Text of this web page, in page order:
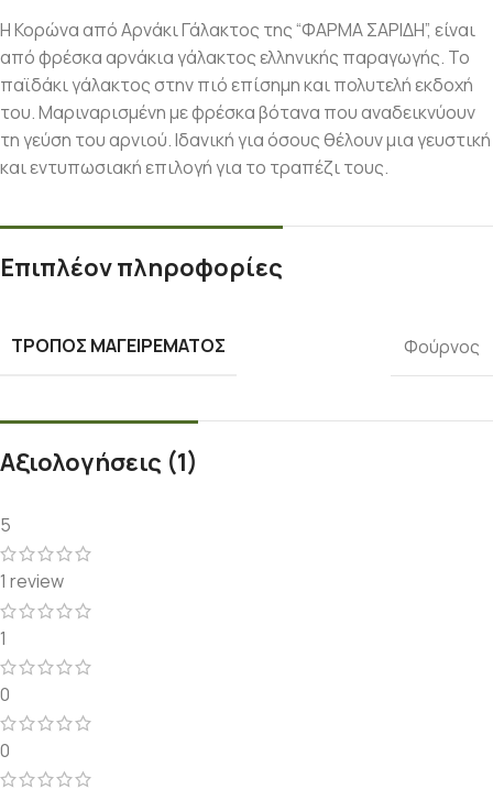
Η Κορώνα από Αρνάκι Γάλακτος της “ΦΑΡΜΑ ΣΑΡΙΔΗ”, είναι
από φρέσκα αρνάκια γάλακτος ελληνικής παραγωγής. Το
παϊδάκι γάλακτος στην πιό επίσημη και πολυτελή εκδοχή
του. Μαριναρισμένη με φρέσκα βότανα που αναδεικνύουν
τη γεύση του αρνιού. Ιδανική για όσους θέλουν μια γευστική
και εντυπωσιακή επιλογή για το τραπέζι τους.
Επιπλέον πληροφορίες
ΤΡΌΠΟΣ ΜΑΓΕΙΡΈΜΑΤΟΣ Φούρνος
Αξιολογήσεις (1)
5
1 review
1
0
0